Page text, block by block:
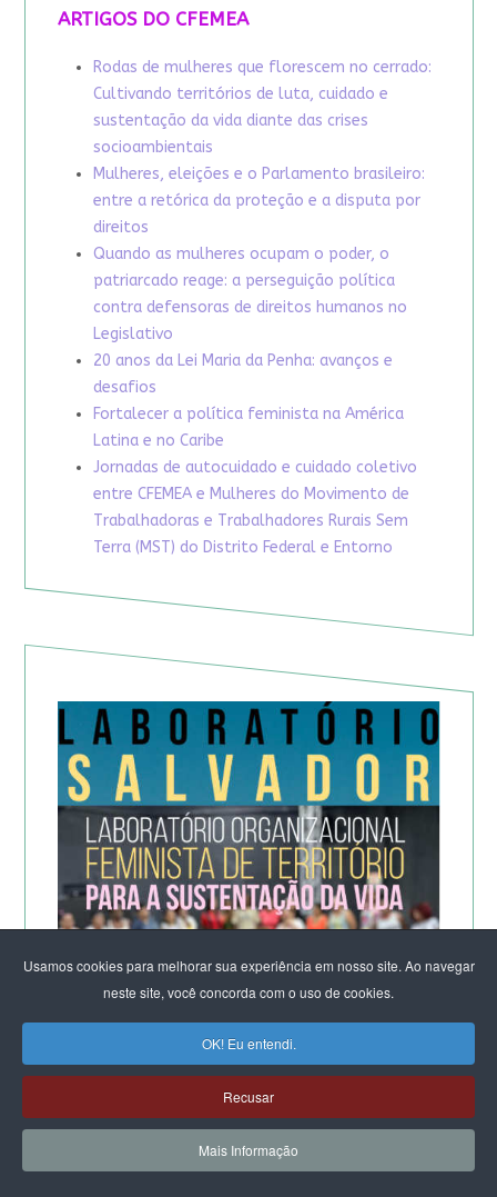
Usamos cookies para melhorar sua experiência em nosso site. Ao navegar
neste site, você concorda com o uso de cookies.
OK! Eu entendi.
Recusar
Mais Informação
ARTIGOS DO CFEMEA
Rodas de mulheres que florescem no cerrado:
Cultivando territórios de luta, cuidado e
sustentação da vida diante das crises
socioambientais
Mulheres, eleições e o Parlamento brasileiro:
entre a retórica da proteção e a disputa por
direitos
Quando as mulheres ocupam o poder, o
patriarcado reage: a perseguição política
contra defensoras de direitos humanos no
Legislativo
20 anos da Lei Maria da Penha: avanços e
desafios
Fortalecer a política feminista na América
Latina e no Caribe
Jornadas de autocuidado e cuidado coletivo
entre CFEMEA e Mulheres do Movimento de
Trabalhadoras e Trabalhadores Rurais Sem
Terra (MST) do Distrito Federal e Entorno